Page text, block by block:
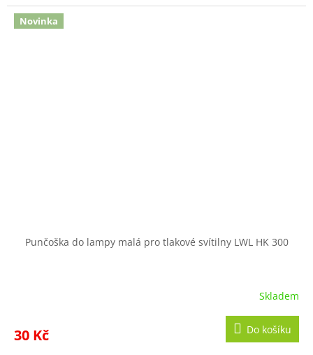
Novinka
Punčoška do lampy malá pro tlakové svítilny LWL HK 300
Skladem
30 Kč Do košíku